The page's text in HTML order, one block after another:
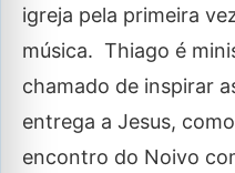
igreja pela primeira
música. Thiago é
chamado de inspirar
entrega a Jesus,
encontro do Noivo